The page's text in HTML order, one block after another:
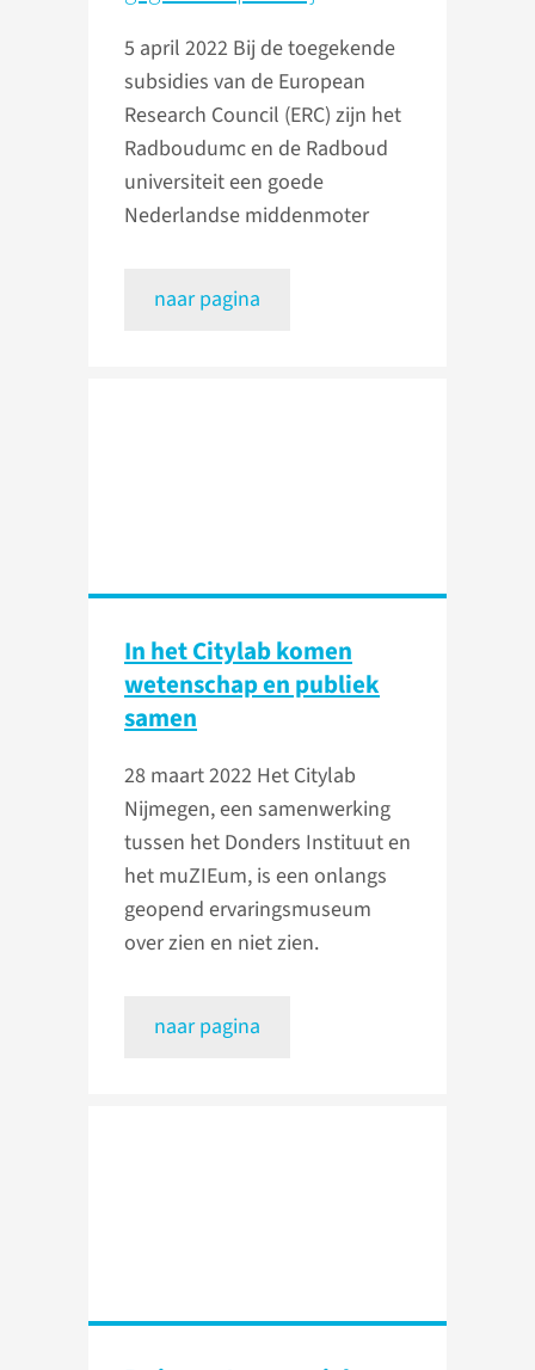
5 april 2022 Bij de toegekende
subsidies van de European
Research Council (ERC) zijn het
Radboudumc en de Radboud
universiteit een goede
Nederlandse middenmoter
naar pagina
In het Citylab komen
wetenschap en publiek
samen
28 maart 2022 Het Citylab
Nijmegen, een samenwerking
tussen het Donders Instituut en
het muZIEum, is een onlangs
geopend ervaringsmuseum
over zien en niet zien.
naar pagina